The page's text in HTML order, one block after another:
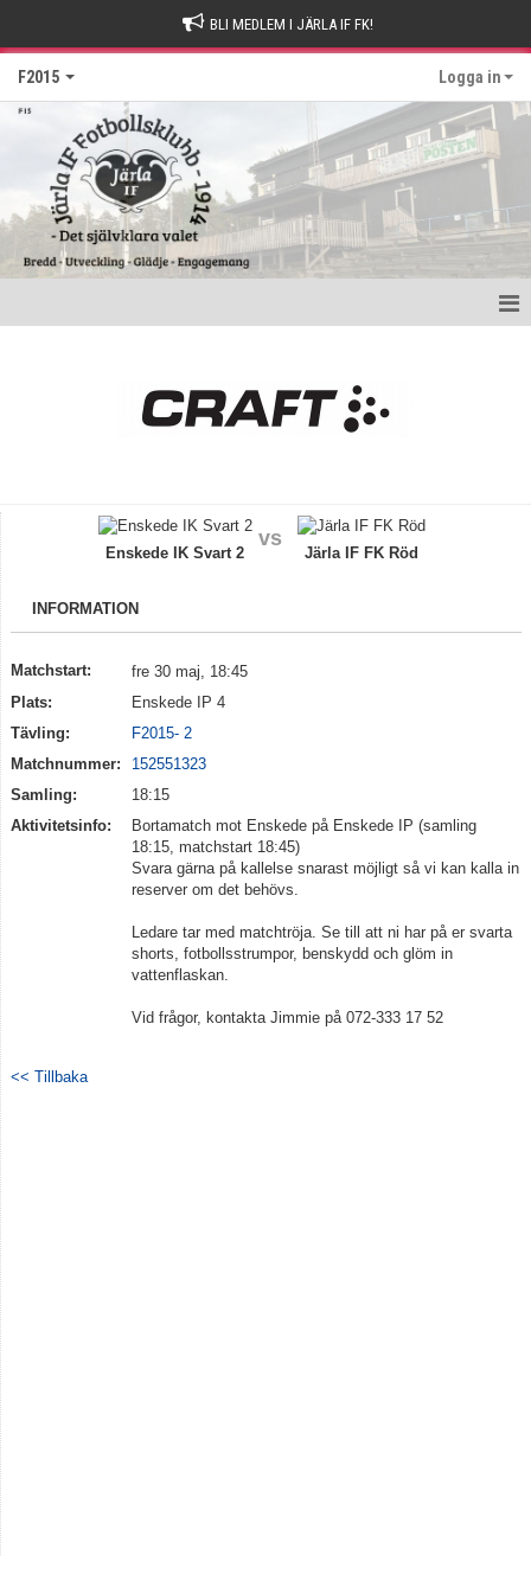
BLI MEDLEM I JÄRLA IF FK!
F2015 Logga in
Bildgalleri
Kontakt
Enskede IK Svart 2
vs
Järla IF FK Röd
INFORMATION
Matchstart:
fre 30 maj, 18:45
Plats:
Enskede IP 4
Tävling:
F2015- 2
Matchnummer:
152551323
Samling:
18:15
Aktivitetsinfo:
Bortamatch mot Enskede på Enskede IP (samling
18:15, matchstart 18:45)
Svara gärna på kallelse snarast möjligt så vi kan kalla in
reserver om det behövs.
Ledare tar med matchtröja. Se till att ni har på er svarta
shorts, fotbollsstrumpor, benskydd och glöm in
vattenflaskan.
Vid frågor, kontakta Jimmie på 072-333 17 52
<< Tillbaka